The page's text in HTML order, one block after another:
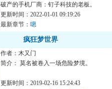
破产的手机厂商：钉子科技的老板。
...
更新时间：2022-01-01 09:19:26
最新章节： 嗯
疯狂梦世界
作者：木又门
简介： 莫名被卷入一场危险梦境。
从梦中醒来，却已身处另一个世界。...
更新时间：2019-02-16 15:24:43